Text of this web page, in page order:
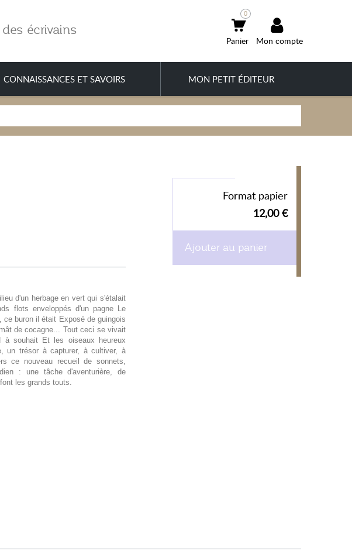
écrivains
Mon compte
0
CONNAISSANCES ET SAVOIRS MON PETIT ÉDITEUR
d'un herbage en vert qui s'étalait
flots enveloppés d'un pagne Le
buron il était Exposé de guingois
de cocagne... Tout ceci se vivait
à souhait Et les oiseaux heureux
un trésor à capturer, à cultiver, à
ce nouveau recueil de sonnets,
: une tâche d'aventurière, de
les grands touts.
Format papier
12,00 €
Ajouter au panier